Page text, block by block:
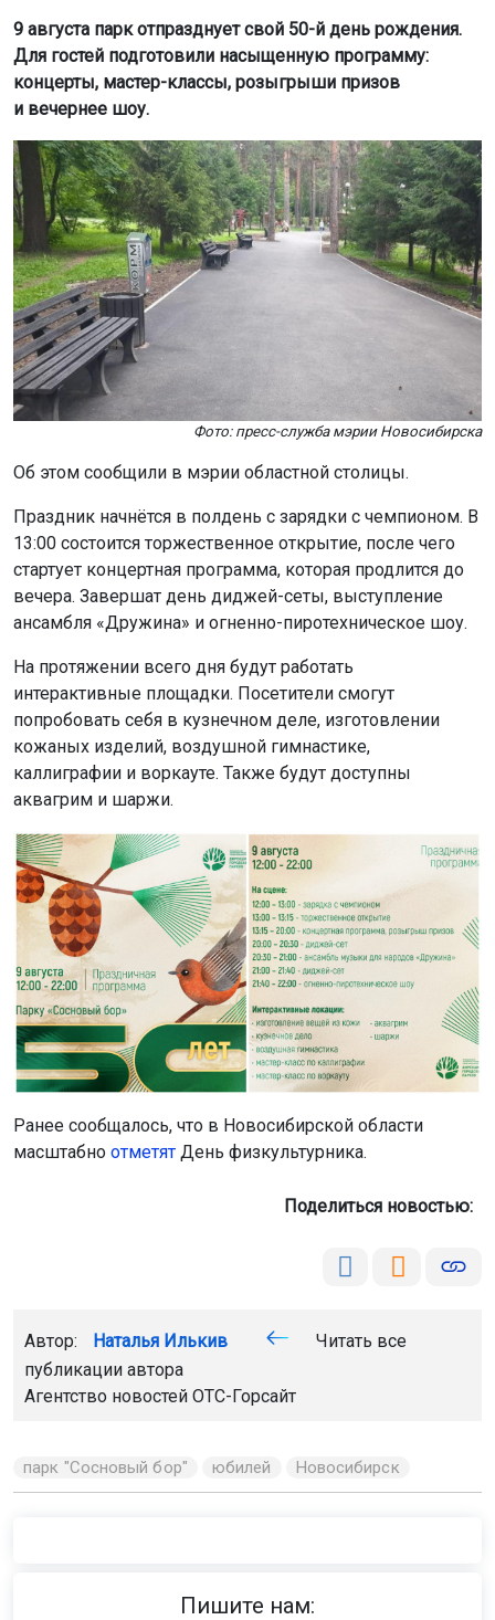
9 августа парк отпразднует свой 50-й день рождения.
Для гостей подготовили насыщенную программу:
концерты, мастер-классы, розыгрыши призов
и вечернее шоу.
Фото: пресс-служба мэрии Новосибирска
Об этом сообщили в мэрии областной столицы.
Праздник начнётся в полдень с зарядки с чемпионом. В
13:00 состоится торжественное открытие, после чего
стартует концертная программа, которая продлится до
вечера. Завершат день диджей-сеты, выступление
ансамбля «Дружина» и огненно-пиротехническое шоу.
На протяжении всего дня будут работать
интерактивные площадки. Посетители смогут
попробовать себя в кузнечном деле, изготовлении
кожаных изделий, воздушной гимнастике,
каллиграфии и воркауте. Также будут доступны
аквагрим и шаржи.
Ранее сообщалось, что в Новосибирской области
масштабно отметят День физкультурника.
Поделиться новостью:
Автор: Наталья Илькив
Читать все
публикации автора
Агентство новостей ОТС-Горсайт
парк "Сосновый бор" юбилей Новосибирск
Пишите нам: